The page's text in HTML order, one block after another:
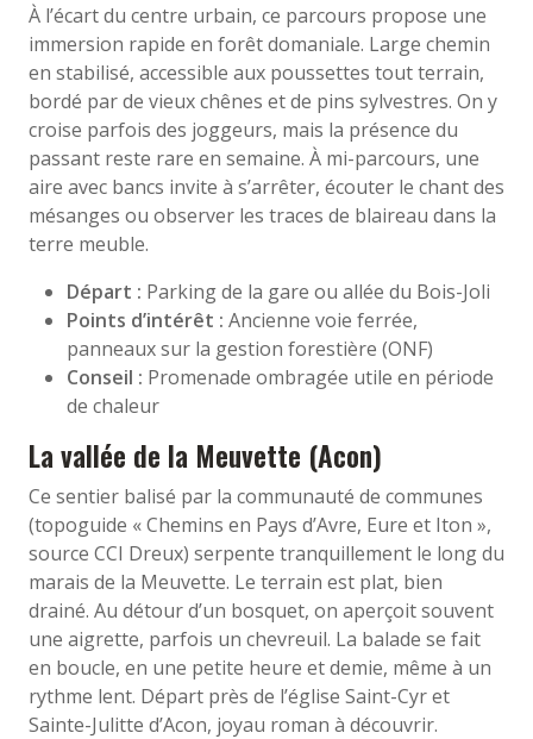
À l’écart du centre urbain, ce parcours propose une
immersion rapide en forêt domaniale. Large chemin
en stabilisé, accessible aux poussettes tout terrain,
bordé par de vieux chênes et de pins sylvestres. On y
croise parfois des joggeurs, mais la présence du
passant reste rare en semaine. À mi-parcours, une
aire avec bancs invite à s’arrêter, écouter le chant des
mésanges ou observer les traces de blaireau dans la
terre meuble.
Départ : Parking de la gare ou allée du Bois-Joli
Points d’intérêt : Ancienne voie ferrée,
panneaux sur la gestion forestière (ONF)
Conseil : Promenade ombragée utile en période
de chaleur
La vallée de la Meuvette (Acon)
Ce sentier balisé par la communauté de communes
(topoguide « Chemins en Pays d’Avre, Eure et Iton »,
source CCI Dreux) serpente tranquillement le long du
marais de la Meuvette. Le terrain est plat, bien
drainé. Au détour d’un bosquet, on aperçoit souvent
une aigrette, parfois un chevreuil. La balade se fait
en boucle, en une petite heure et demie, même à un
rythme lent. Départ près de l’église Saint-Cyr et
Sainte-Julitte d’Acon, joyau roman à découvrir.